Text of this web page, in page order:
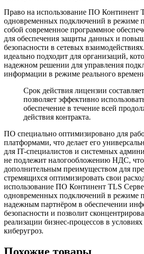
Право на использование ПО Континент
одновременных подключений в режиме
собой современное программное
для обеспечения защиты данных и
безопасности в сетевых
идеально подходит для организаций,
надежном решении для управления
информации в режиме реального
Срок действия лицензии
позволяет эффективно
обеспечение в течение всей
действия контракта.
ПО специально оптимизировано для
платформами, что делает его
для IT-специалистов и системных
не подлежит налогообложению НДС, что
дополнительным преимуществом для
стремящихся оптимизировать свои
использование ПО Континент TLS
одновременных подключений в режиме
надежным партнёром в обеспечении
безопасности и позволит
реализации бизнес-процессов в
киберугроз.